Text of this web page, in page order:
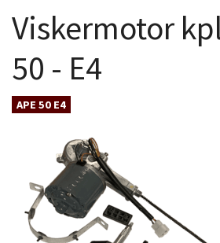
Viskermotor
50 - E4
APE 50 E4